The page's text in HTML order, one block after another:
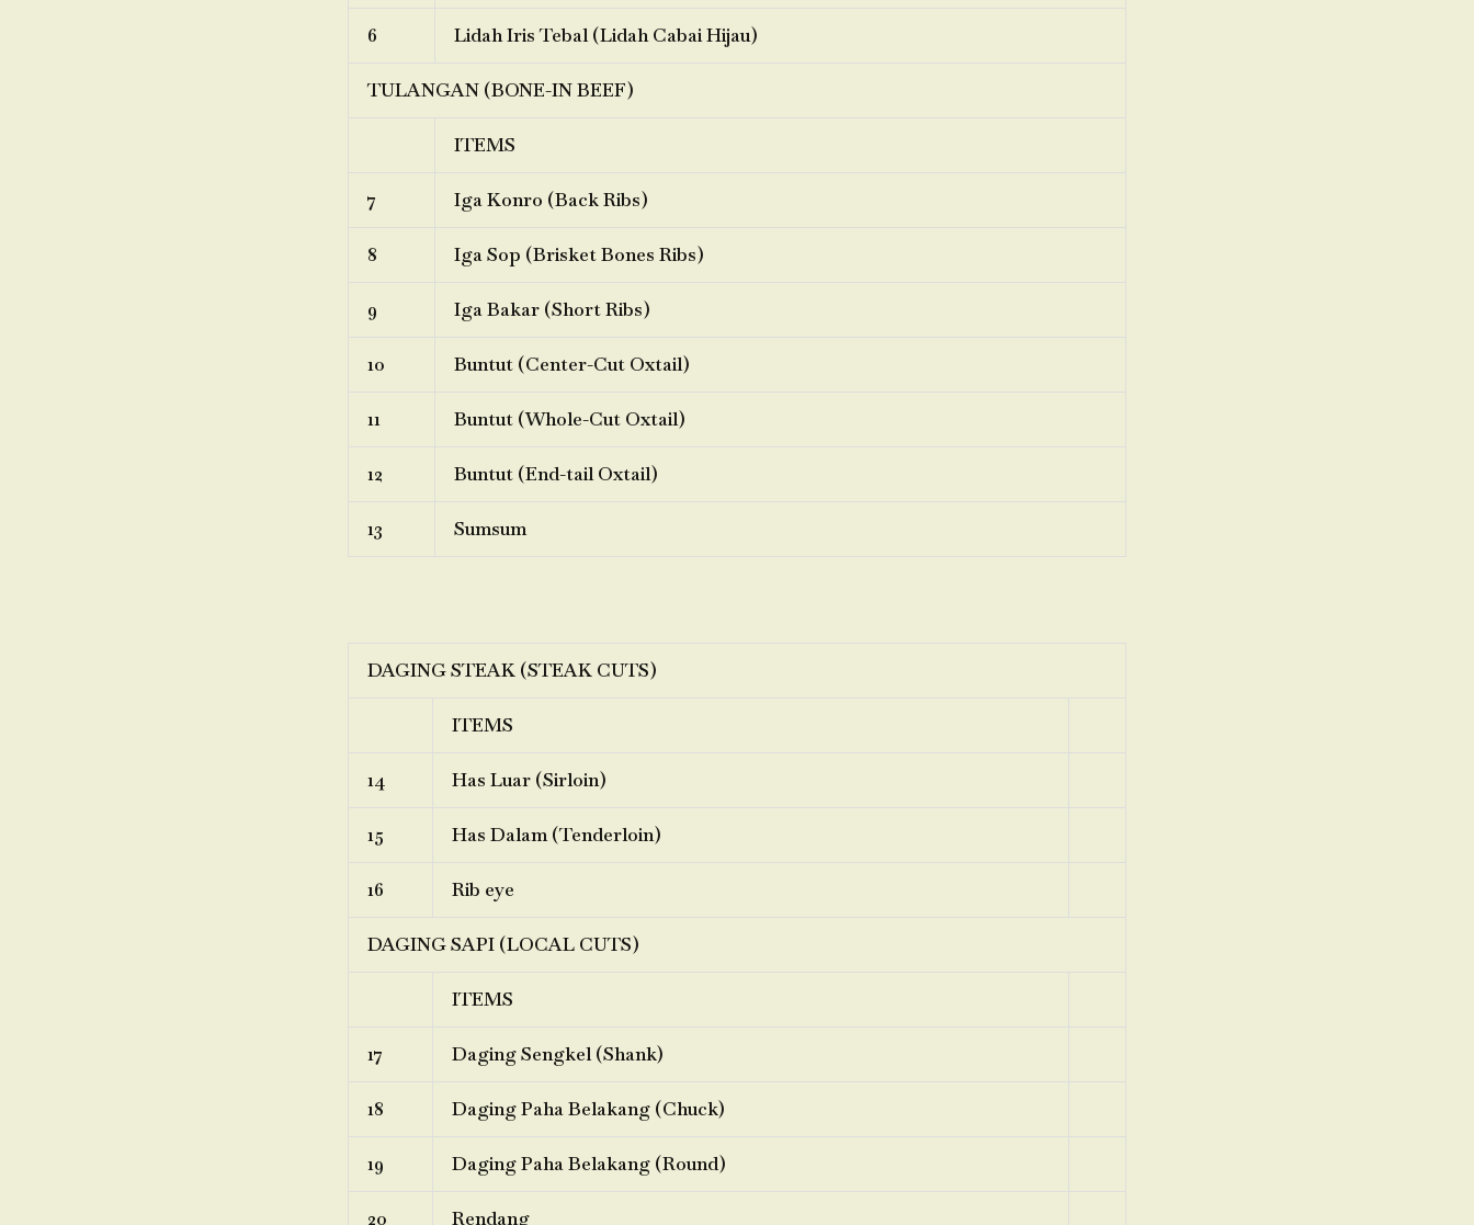
6 Lidah Iris Tebal (Lidah Cabai Hijau)
TULANGAN (BONE-IN BEEF)
ITEMS
7 Iga Konro (Back Ribs)
8 Iga Sop (Brisket Bones Ribs)
9 Iga Bakar (Short Ribs)
10 Buntut (Center-Cut Oxtail)
11 Buntut (Whole-Cut Oxtail)
12 Buntut (End-tail Oxtail)
13 Sumsum
DAGING STEAK (STEAK CUTS)
ITEMS
14 Has Luar (Sirloin)
15 Has Dalam (Tenderloin)
16 Rib eye
DAGING SAPI (LOCAL CUTS)
ITEMS
17 Daging Sengkel (Shank)
18 Daging Paha Belakang (Chuck)
19 Daging Paha Belakang (Round)
20 Rendang